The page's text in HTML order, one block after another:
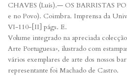
CHAVES (Luís).— OS BARRISTAS
e no Povo). Coimbra. Imprensa da
VI-110-[II] págs. E.
Volume integrado na apreciada
Arte Portuguesa», ilustrado com
vários exemplares de arte dos nossos
representante foi Machado de Castro.